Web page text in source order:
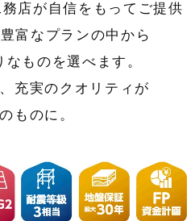
店が自信をもってご提供
富なプランの中から
ものを選べます。
充実のクオリティが
ものに。